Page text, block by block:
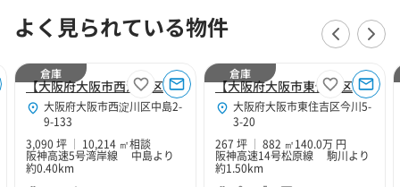
よく見られている物件
【大阪府大阪市西淀川区】大阪市西淀川区中島2丁目3090坪倉庫（寄託）
大阪府大阪市西淀川区中島2-
9-133
3,090 坪
10,214 ㎡相談
阪神高速5号湾岸線 中島より
約0.40km
倉庫
【大阪府大阪市東住吉区】大阪市東住吉区今川5丁目267坪倉庫
大阪府大阪市東住吉区今川5-
3-20
267 坪
882 ㎡140.0万 円
阪神高速14号松原線 駒川より
約1.50km
倉庫